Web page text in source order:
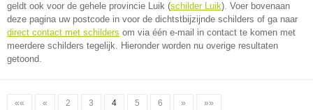
geldt ook voor de gehele provincie Luik (schilder Luik). Voer bovenaan
deze pagina uw postcode in voor de dichtstbijzijnde schilders of ga naar
direct contact met schilders om via één e-mail in contact te komen met
meerdere schilders tegelijk. Hieronder worden nu overige resultaten
getoond.
«« « 2 3 4 5 6 » »»